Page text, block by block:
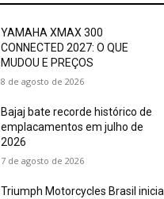
YAMAHA XMAX 300
CONNECTED 2027: O QUE
MUDOU E PREÇOS
8 de agosto de 2026
Bajaj bate recorde histórico de
emplacamentos em julho de
2026
7 de agosto de 2026
Triumph Motorcycles Brasil inicia